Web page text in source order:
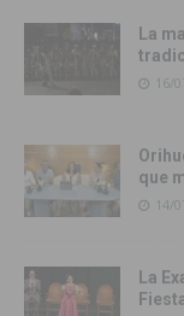
La
16/
que
14/
La